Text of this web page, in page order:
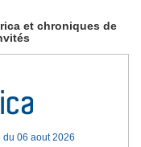
et chroniques de
du 06 aout 2026